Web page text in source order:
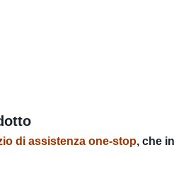
di assistenza one-stop, che